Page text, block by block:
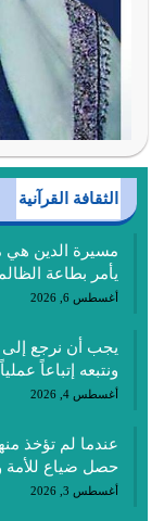
الثقافة القرآنية
مسيرة الدين هي
يأمر بطاعة
أغسطس 6, 2026
يجب أن نرجع إلى
ونتبعه إتباعاً
أغسطس 4, 2026
عندما لم تؤخذ
حصل ضياع للأمة
أغسطس 3, 2026